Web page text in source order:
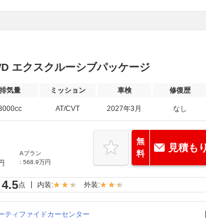
エクスクルーシブパッケージ
排気量 ミッション 車検 修復歴
AT/CVT 2027年3月 なし
Aプラン
: 568.9万円
無
料
見積も
4.5点 内装: 外装:
ィファイドカーセンター